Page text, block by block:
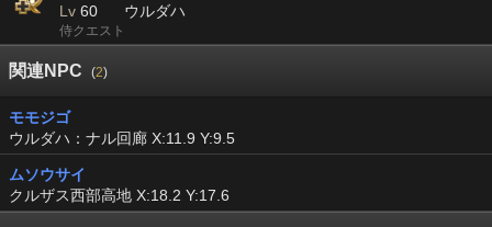
Lv 60 ウルダハ
侍クエスト
関連NPC (2)
モモジゴ
ウルダハ：ナル回廊 X:11.9 Y:9.5
ムソウサイ
クルザス西部高地 X:18.2 Y:17.6